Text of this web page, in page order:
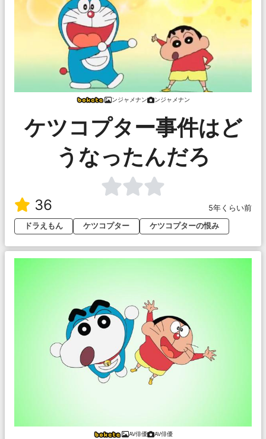
ンジャメナン ンジャメナン
ケツコプター事件はど
うなったんだろ
36
5年くらい前
ドラえもん
ケツコプター ケツコプターの恨み
AV俳優 AV俳優